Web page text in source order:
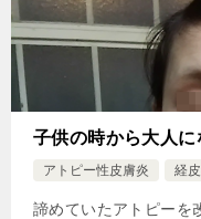
子供の時から大人
アトピー性皮膚炎 経
諦めていたアトピーを